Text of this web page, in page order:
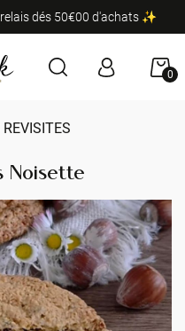
dés 50€00 d'achats ✨
0
Noisette